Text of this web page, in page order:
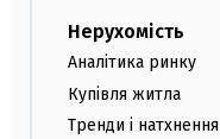
Нерухомість
Аналітика ринку
Купівля житла
Тренди і натхнення